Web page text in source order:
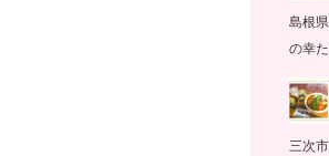
島根
の幸
三次